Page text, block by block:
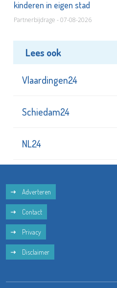
kinderen in eigen stad
Partnerbijdrage - 07-08-2026
Lees ook
Vlaardingen24
Schiedam24
NL24
Adverteren
Contact
Privacy
Disclaimer